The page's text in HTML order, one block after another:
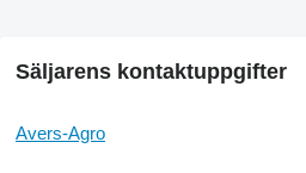
Säljarens kontaktuppgifter
Avers-Agro